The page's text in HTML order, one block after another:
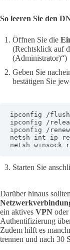
So leeren Sie den
Öffnen Sie die
(Rechtsklick auf
(Administrator)“)
Geben Sie
bestätigen Sie
ipconfig /
ipconfig /
ipconfig /renew
netsh int ip
netsh winsock
Starten Sie
Darüber hinaus
ein aktives VPN oder
Authentifizierung
Zudem hilft es
trennen und nach 30